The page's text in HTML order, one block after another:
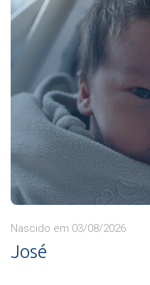
Nascido em 03/08/2026
José